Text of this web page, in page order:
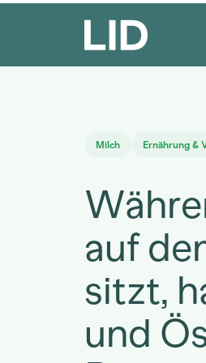
Milch Ernährung &
auf
sitzt,
und